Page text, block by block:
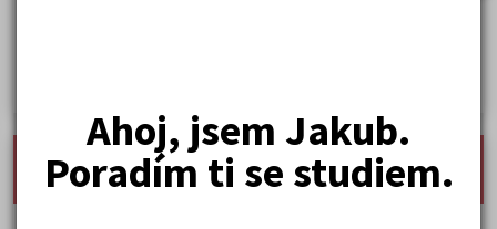
Ahoj, jsem Jakub.
Poradím ti se studiem.
nejnovější seminárky, maturitní otázky a čtenářsky
deník